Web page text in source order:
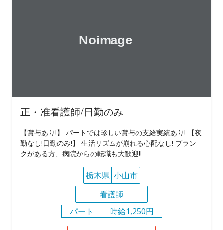
正・准看護師/日勤のみ
【賞与あり!】 パートでは珍しい賞与の支給実績あり! 【夜
勤なし!日勤のみ!】 生活リズムが崩れる心配なし! ブラン
クがある方、病院からの転職も大歓迎!!
栃木県 小山市
看護師
パート
時給1,250円